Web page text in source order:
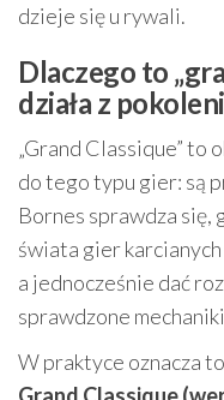
dzieje się u rywali.
Dlaczego to
działa z
„Grand Classique”
do tego typu gier: są
Bornes sprawdza się,
świata gier
a jednocześnie dać
sprawdzone
W praktyce oznacza